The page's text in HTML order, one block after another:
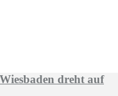
dreht auf